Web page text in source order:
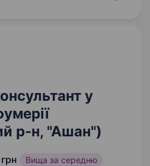
у
р-н, "Ашан")
Вища за середню